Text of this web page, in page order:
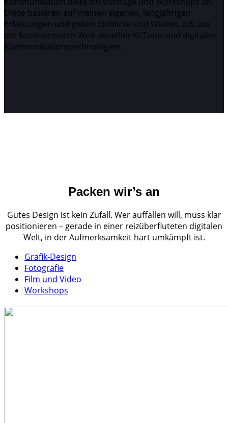
Diese basieren auf meinen eigenen, langjährigen
Erfahrungen und geben Einblicke und Wissen, z.B. aus
der faszinierenden Welt aktueller KI-Tools und digitalen
Kommunikationstechnologien.
Packen wir’s an
Gutes Design ist kein Zufall. Wer auffallen will, muss klar
positionieren – gerade in einer reizüberfluteten digitalen
Welt, in der Aufmerksamkeit hart umkämpft ist.
Grafik-Design
Fotografie
Film und Video
Workshops